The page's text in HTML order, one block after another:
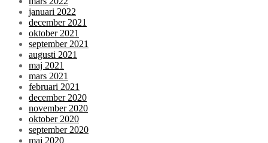
januari 2022
december 2021
oktober 2021
september 2021
augusti 2021
maj 2021
mars 2021
februari 2021
december 2020
november 2020
oktober 2020
september 2020
maj 2020